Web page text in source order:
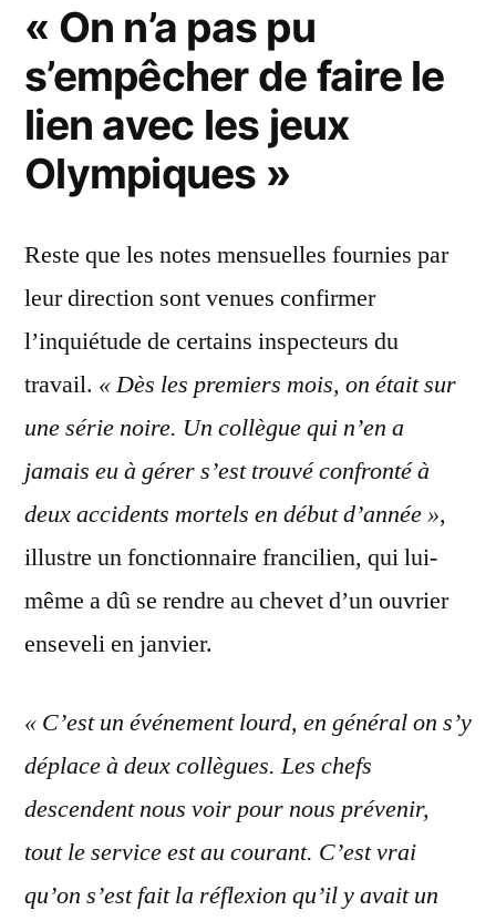
« On n’a pas pu
s’empêcher de faire le
lien avec les jeux
Olympiques »
Reste que les notes mensuelles fournies par
leur direction sont venues confirmer
l’inquiétude de certains inspecteurs du
travail. « Dès les premiers mois, on était sur
une série noire. Un collègue qui n’en a
jamais eu à gérer s’est trouvé confronté à
deux accidents mortels en début d’année »,
illustre un fonctionnaire francilien, qui lui-
même a dû se rendre au chevet d’un ouvrier
enseveli en janvier.
« C’est un événement lourd, en général on s’y
déplace à deux collègues. Les chefs
descendent nous voir pour nous prévenir,
tout le service est au courant. C’est vrai
qu’on s’est fait la réflexion qu’il y avait un